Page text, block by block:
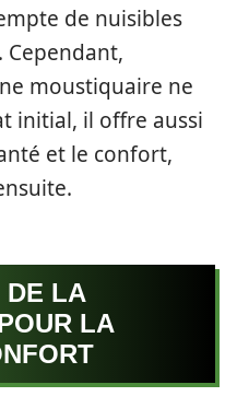
de nuisibles
Cependant,
moustiquaire ne
initial, il offre aussi
et le confort,
DE LA
LA